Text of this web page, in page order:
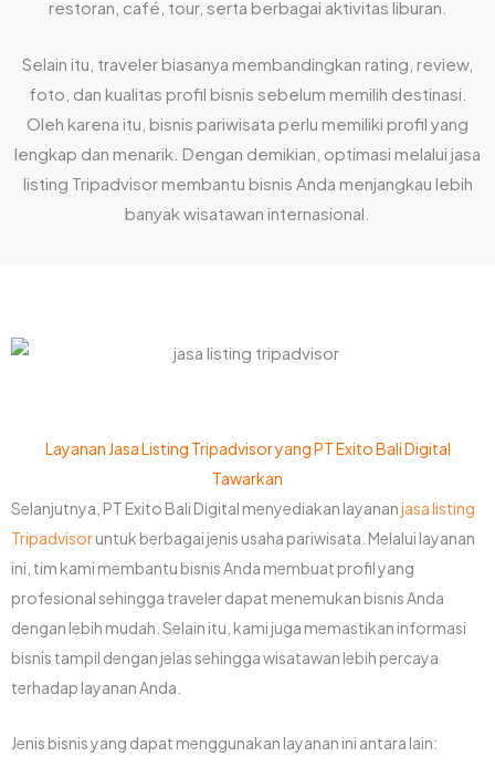
restoran, café, tour, serta berbagai aktivitas liburan.
Selain itu, traveler biasanya membandingkan rating, review,
foto, dan kualitas profil bisnis sebelum memilih destinasi.
Oleh karena itu, bisnis pariwisata perlu memiliki profil yang
lengkap dan menarik. Dengan demikian, optimasi melalui jasa
listing Tripadvisor membantu bisnis Anda menjangkau lebih
banyak wisatawan internasional.
Layanan Jasa Listing Tripadvisor yang PT Exito Bali Digital
Tawarkan
Selanjutnya, PT Exito Bali Digital menyediakan layananjasa listing
Tripadvisoruntuk berbagai jenis usaha pariwisata. Melalui layanan
ini, tim kami membantu bisnis Anda membuat profil yang
profesional sehingga traveler dapat menemukan bisnis Anda
dengan lebih mudah. Selain itu, kami juga memastikan informasi
bisnis tampil dengan jelas sehingga wisatawan lebih percaya
terhadap layanan Anda.
Jenis bisnis yang dapat menggunakan layanan ini antara lain: